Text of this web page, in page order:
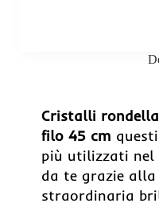
Cristalli
filo 45 cm
più utilizzati nel
da te grazie
straordinaria